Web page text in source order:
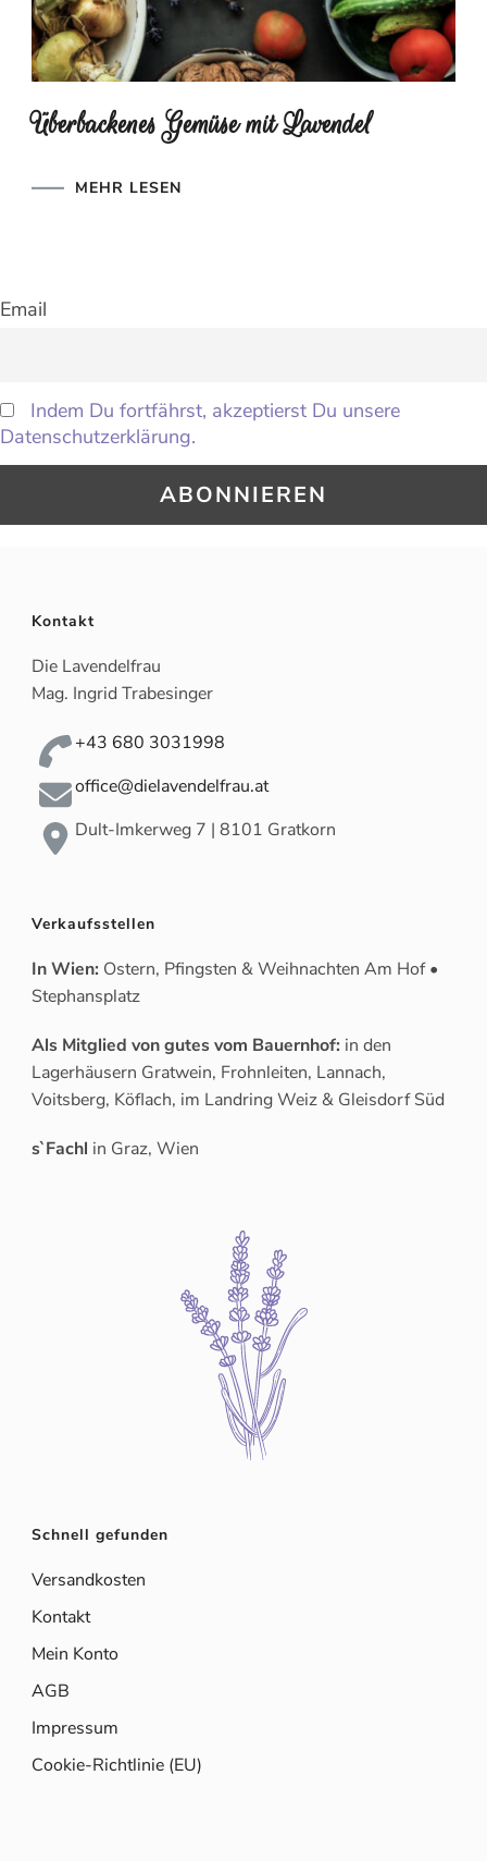
Überbackenes Gemüse mit Lavendel
MEHR LESEN
Email
Indem Du fortfährst, akzeptierst Du unsere
Datenschutzerklärung.
Kontakt
Die Lavendelfrau
Mag. Ingrid Trabesinger
+43 680 3031998
office@dielavendelfrau.at
Dult-Imkerweg 7 | 8101 Gratkorn
Verkaufsstellen
In Wien: Ostern, Pfingsten & Weihnachten Am Hof •
Stephansplatz
Als Mitglied von gutes vom Bauernhof: in den
Lagerhäusern Gratwein, Frohnleiten, Lannach,
Voitsberg, Köflach, im Landring Weiz & Gleisdorf Süd
s`Fachl in Graz, Wien
Schnell gefunden
Versandkosten
Kontakt
Mein Konto
AGB
Impressum
Cookie-Richtlinie (EU)